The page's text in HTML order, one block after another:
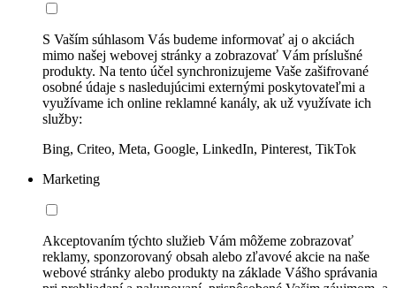
S Vaším súhlasom Vás budeme informovať aj o akciách
mimo našej webovej stránky a zobrazovať Vám príslušné
produkty. Na tento účel synchronizujeme Vaše zašifrované
osobné údaje s nasledujúcimi externými poskytovateľmi a
využívame ich online reklamné kanály, ak už využívate ich
služby:
Bing, Criteo, Meta, Google, LinkedIn, Pinterest, TikTok
Marketing
Akceptovaním týchto služieb Vám môžeme zobrazovať
reklamy, sponzorovaný obsah alebo zľavové akcie na naše
webové stránky alebo produkty na základe Vášho správania